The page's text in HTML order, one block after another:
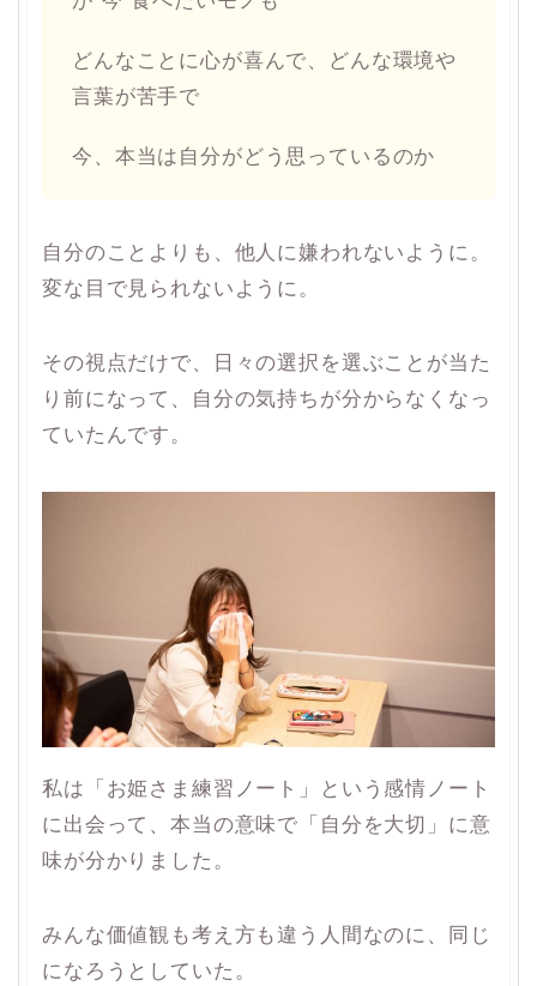
どんなことに心が喜んで、どんな環境や
言葉が苦手で
今、本当は自分がどう思っているのか
自分のことよりも、他人に嫌われないように。
変な目で見られないように。
その視点だけで、日々の選択を選ぶことが当た
り前になって、自分の気持ちが分からなくなっ
ていたんです。
私は「お姫さま練習ノート」という感情ノート
に出会って、本当の意味で「自分を大切」に意
味が分かりました。
みんな価値観も考え方も違う人間なのに、同じ
になろうとしていた。